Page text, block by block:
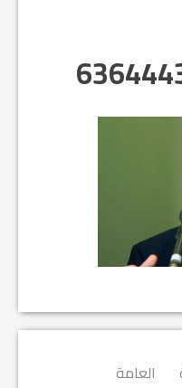
العامة